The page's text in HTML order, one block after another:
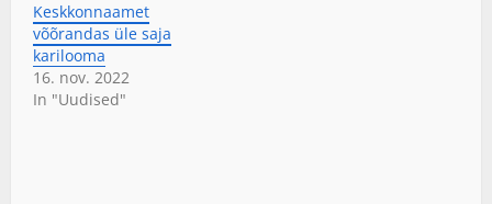
Keskkonnaamet
võõrandas üle saja
karilooma
16. nov. 2022
In "Uudised"